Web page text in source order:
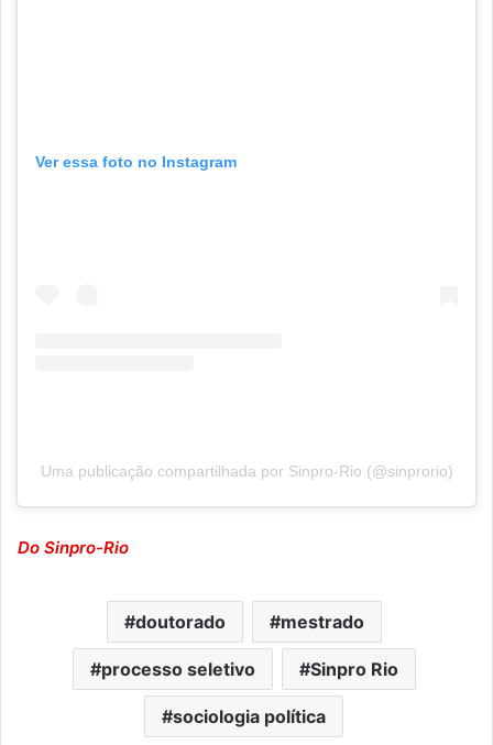
Ver essa foto no Instagram
Uma publicação compartilhada por Sinpro-Rio (@sinprorio)
Do Sinpro-Rio
doutorado mestrado
processo seletivo Sinpro Rio
sociologia política